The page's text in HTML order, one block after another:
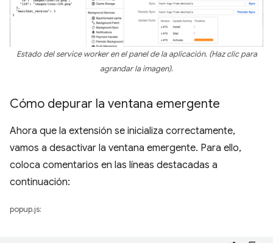
Estado del service worker en el panel de la aplicación. (Haz clic para
agrandar la imagen).
Cómo depurar la ventana emergente
Ahora que la extensión se inicializa correctamente,
vamos a desactivar la ventana emergente. Para ello,
coloca comentarios en las líneas destacadas a
continuación:
popup.js: